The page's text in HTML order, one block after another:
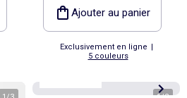
Ajouter au panier
Exclusivement en ligne |
5 couleurs
Personnalisable